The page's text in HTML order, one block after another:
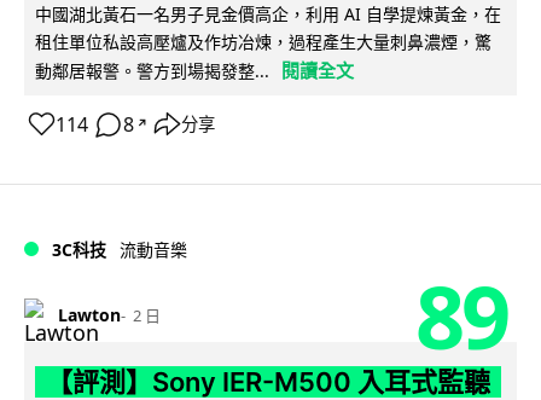
中國湖北黃石一名男子見金價高企，利用 AI 自學提煉黃金，在
租住單位私設高壓爐及作坊冶煉，過程產生大量刺鼻濃煙，驚
動鄰居報警。警方到場揭發整...
閱讀全文
114 8 ↗ 分享
3C科技 流動音樂
Lawton 2 日 89
【評測】Sony IER-M500 入耳式監聽